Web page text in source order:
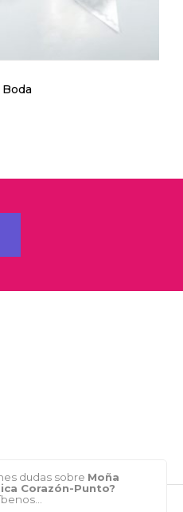
dudas sobre Moña
Corazón-Punto?